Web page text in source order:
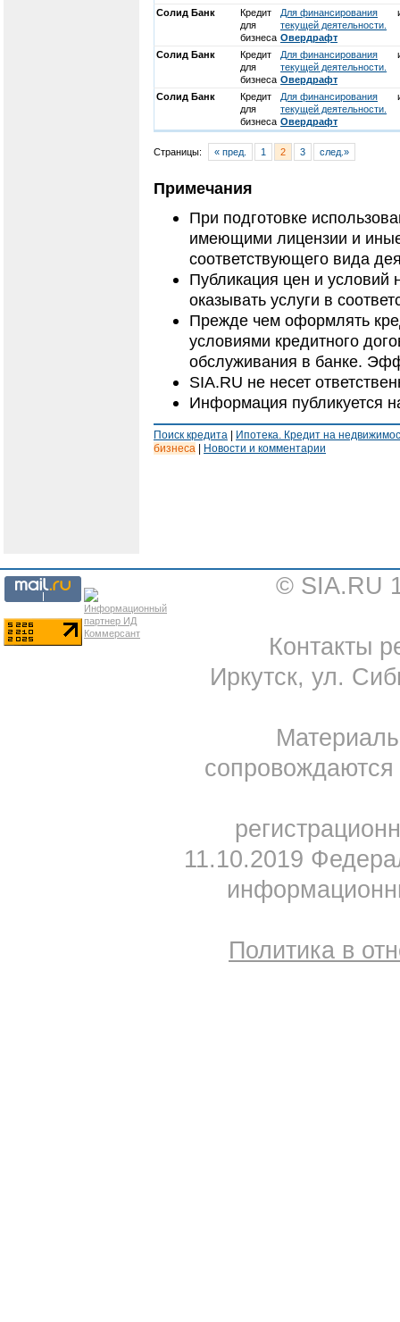
Солид Банк
Кредит
для
бизнеса
Для финансирования
текущей деятельности.
Овердрафт
Солид Банк
Кредит
для
бизнеса
Для финансирования
текущей деятельности.
Овердрафт
Солид Банк
Кредит
для
бизнеса
Для финансирования
текущей деятельности.
Овердрафт
Страницы: « пред. 1 2 3 след.»
Примечания
При подготовке
имеющими лицензии и
соответствующего вида
Публикация цен и условий
оказывать услуги в
Прежде чем оформлять
условиями кредитного
обслуживания в банке.
SIA.RU не несет
Информация публикуется
Поиск кредита
Ипотека. Кредит на
бизнеса
Новости и комментарии
© SIA.RU
Контакты
Иркутск, ул.
11.10.2019
Политика в